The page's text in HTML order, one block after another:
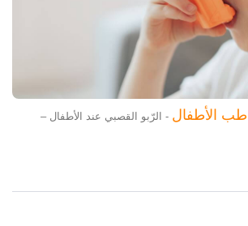
طب الأطفال - الرّبو القصبي عند الأطفال –